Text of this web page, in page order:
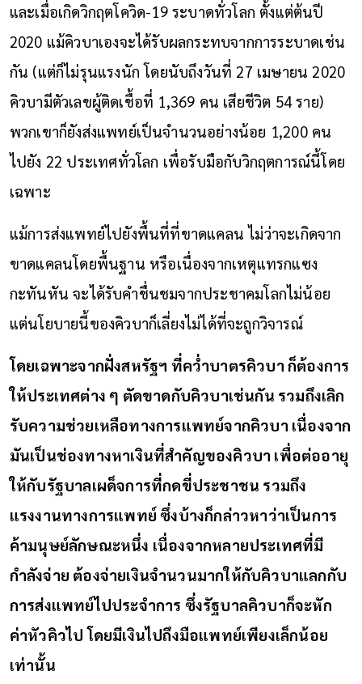
และเมื่อเกิดวิกฤตโควิด-19 ระบาดทั่วโลก ตั้งแต่ต้นปี
2020 แม้คิวบาเองจะได้รับผลกระทบจากการระบาดเช่น
กัน (แต่ก็ไม่รุนแรงนัก โดยนับถึงวันที่ 27 เมษายน 2020
คิวบามีตัวเลขผู้ติดเชื้อที่ 1,369 คน เสียชีวิต 54 ราย)
พวกเขาก็ยังส่งแพทย์เป็นจำนวนอย่างน้อย 1,200 คน
ไปยัง 22 ประเทศทั่วโลก เพื่อรับมือกับวิกฤตการณ์นี้โดย
เฉพาะ
แม้การส่งแพทย์ไปยังพื้นที่ที่ขาดแคลน ไม่ว่าจะเกิดจาก
ขาดแคลนโดยพื้นฐาน หรือเนื่องจากเหตุแทรกแซง
กะทันหัน จะได้รับคำชื่นชมจากประชาคมโลกไม่น้อย
แต่นโยบายนี้ของคิวบาก็เลี่ยงไม่ได้ที่จะถูกวิจารณ์
โดยเฉพาะจากฝั่งสหรัฐฯ ที่คว่ำบาตรคิวบา ก็ต้องการ
ให้ประเทศต่าง ๆ ตัดขาดกับคิวบาเช่นกัน รวมถึงเลิก
รับความช่วยเหลือทางการแพทย์จากคิวบา เนื่องจาก
มันเป็นช่องทางหาเงินที่สำคัญของคิวบา เพื่อต่ออายุ
ให้กับรัฐบาลเผด็จการที่กดขี่ประชาชน รวมถึง
แรงงานทางการแพทย์ ซึ่งบ้างก็กล่าวหาว่าเป็นการ
ค้ามนุษย์ลักษณะหนึ่ง เนื่องจากหลายประเทศที่มี
กำลังจ่าย ต้องจ่ายเงินจำนวนมากให้กับคิวบาแลกกับ
การส่งแพทย์ไปประจำการ ซึ่งรัฐบาลคิวบาก็จะหัก
ค่าหัวคิวไป โดยมีเงินไปถึงมือแพทย์เพียงเล็กน้อย
เท่านั้น